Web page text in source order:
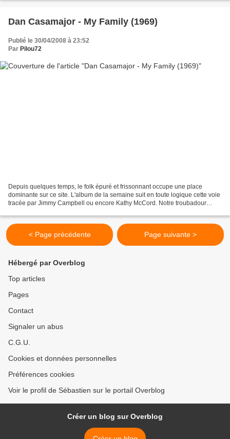
Dan Casamajor - My Family (1969)
Publié le 30/04/2008 à 23:52
Par Pilou72
Depuis quelques temps, le folk épuré et frissonnant occupe une place
dominante sur ce site. L'album de la semaine suit en toute logique cette voie
tracée par Jimmy Campbell ou encore Kathy McCord. Notre troubadour
< Page précédente Page suivante >
Hébergé par Overblog
Top articles
Pages
Contact
Signaler un abus
C.G.U.
Cookies et données personnelles
Préférences cookies
Voir le profil de Sébastien sur le portail Overblog
Créer un blog sur Overblog